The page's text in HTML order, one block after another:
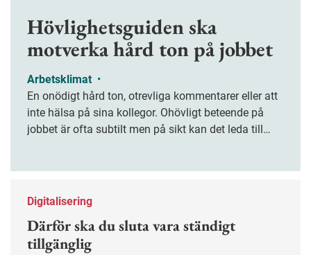
Hövlighetsguiden ska
motverka hård ton på jobbet
Arbetsklimat •
En onödigt hård ton, otrevliga kommentarer eller att
inte hälsa på sina kollegor. Ohövligt beteende på
jobbet är ofta subtilt men på sikt kan det leda till
Digitalisering
Därför ska du sluta vara ständigt
tillgänglig